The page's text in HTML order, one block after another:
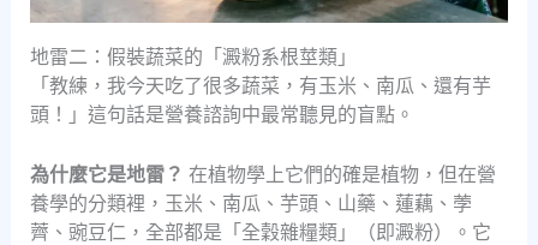
地雷二：假裝蔬菜的「澱粉系根莖類」
「教練，我今天吃了很多蔬菜，有玉米、南瓜、還有芋
頭！」這句話是營養諮詢中最常聽見的盲點。
為什麼它是地雷？ 在植物學上它們的確是植物，但在營
養學的分類裡，玉米、南瓜、芋頭、山藥、蓮藕、荸
薺、豌豆仁，全部都是「全穀雜糧類」（即澱粉）。它